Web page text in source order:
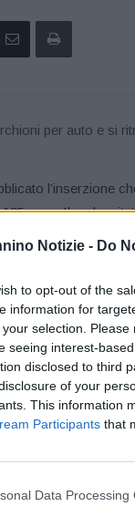
Notizie - Do
to opt-out of the
information for
selection.
seeing interest-
disclosed to third
of your
This information
Participants that
Data Processing
l’inserzione
euro. Il
conto per 250 euro
telefonico con il
anziché ricevere i
il suo bancomat
che ammetteva
faceva, nel
della stazione
la
telefonica e la carta
investigative
aveva portato